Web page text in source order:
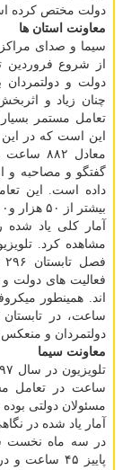
دولت مختص كرده
معاونت استان ها
سیما و صدای مراكز
دولت و دولتمردان
چنان زیاد و
تعامل مستمر
معادل
گفتگو و مصاحبه و
داده است. این
بیشتر از ۵۰ هزار و۴۰۰ دقیقه، معادل ۸۴۰ ساعت بوده است.
آمار كلی یاد
فعالیت های دولت
دولتمردان و منعكس
معاونت سیما
ساعت در تعامل
مسئولان دولتی
آمار یاد شده در